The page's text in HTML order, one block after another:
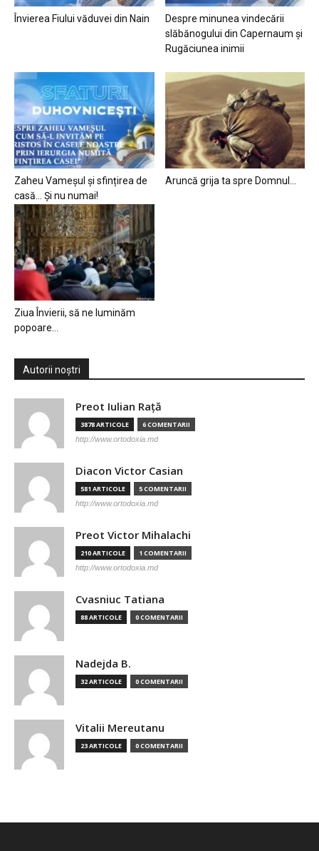
Învierea Fiului văduvei din Nain
Despre minunea vindecării
slăbănogului din Capernaum și
Rugăciunea inimii
Zaheu Vameșul și sfințirea de
casă… Și nu numai!
Aruncă grija ta spre Domnul…
Ziua Învierii, să ne luminăm
popoare…
Autorii noștri
Preot Iulian Raţă
3878 ARTICOLE 6 COMENTARII
http://www.ortodoxia.md
Diacon Victor Casian
581 ARTICOLE 5 COMENTARII
http://www.ortodoxia.md
Preot Victor Mihalachi
210 ARTICOLE 1 COMENTARII
http://www.ortodoxia.md
Cvasniuc Tatiana
88 ARTICOLE 0 COMENTARII
Nadejda B.
32 ARTICOLE 0 COMENTARII
Vitalii Mereutanu
23 ARTICOLE 0 COMENTARII